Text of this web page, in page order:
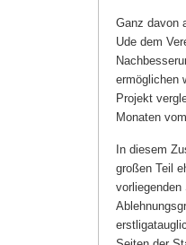
Ganz davon
Ude dem
ermöglichen
Projekt
Monaten
In diesem
großen Teil
vorliegenden